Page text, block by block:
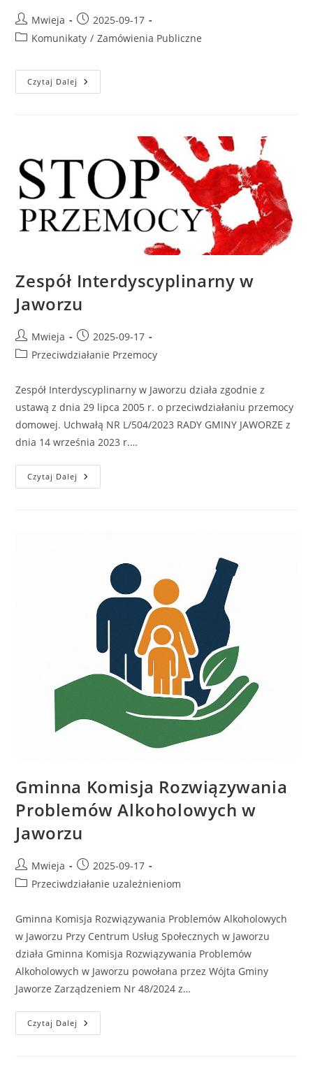
Mwieja
2025-09-17
Komunikaty / Zamówienia Publiczne
Czytaj Dalej
Zespół Interdyscyplinarny w
Jaworzu
Mwieja
2025-09-17
Przeciwdziałanie Przemocy
Zespół Interdyscyplinarny w Jaworzu działa zgodnie z
ustawą z dnia 29 lipca 2005 r. o przeciwdziałaniu przemocy
domowej. Uchwałą NR L/504/2023 RADY GMINY JAWORZE z
dnia 14 września 2023 r.…
Czytaj Dalej
Gminna Komisja Rozwiązywania
Problemów Alkoholowych w
Jaworzu
Mwieja
2025-09-17
Przeciwdziałanie uzależnieniom
Gminna Komisja Rozwiązywania Problemów Alkoholowych
w Jaworzu Przy Centrum Usług Społecznych w Jaworzu
działa Gminna Komisja Rozwiązywania Problemów
Alkoholowych w Jaworzu powołana przez Wójta Gminy
Jaworze Zarządzeniem Nr 48/2024 z…
Czytaj Dalej